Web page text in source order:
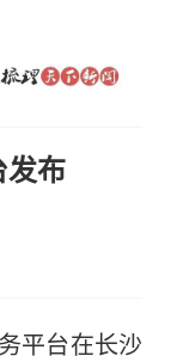
发布
平台在长沙